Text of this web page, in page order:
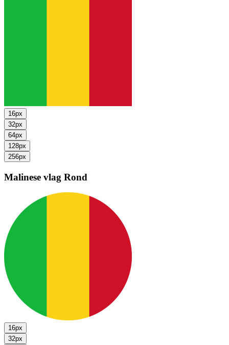
16px
32px
64px
128px
256px
Malinese vlag Rond
16px
32px